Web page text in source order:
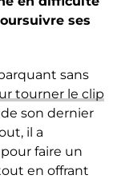
ses
sans
tourner le clip
son dernier
il a
faire un
en offrant